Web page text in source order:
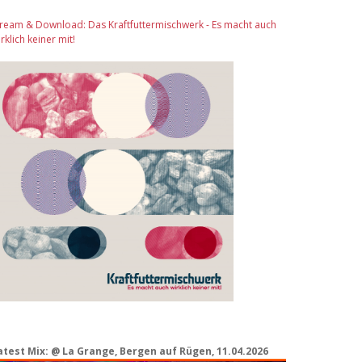
& Download: Das Kraftfuttermischwerk - Es macht auch
keiner mit!
Mix: @ La Grange, Bergen auf Rügen, 11.04.2026